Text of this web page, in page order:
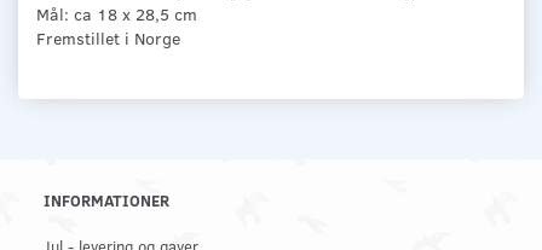
Mål: ca 18 x 28,5 cm
Fremstillet i Norge
INFORMATIONER